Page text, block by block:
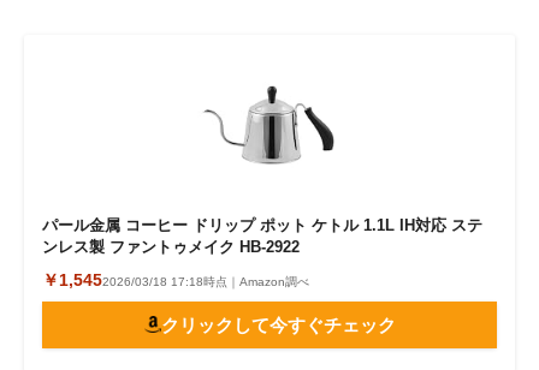
パール金属 コーヒー ドリップ ポット ケトル 1.1L IH対応 ステ
ンレス製 ファントゥメイク HB-2922
￥1,5452026/03/18 17:18時点｜Amazon調べ
クリックして今すぐチェック